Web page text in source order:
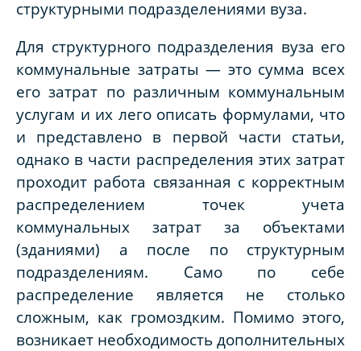
структурными подразделениями вуза.
Для структурного подразделения вуза его
коммунальные затраты — это сумма всех
его затрат по различным коммунальным
услугам и их лего описать формулами, что
и представлено в первой части статьи,
однако в части распределения этих затрат
проходит работа связанная с корректным
распределением точек учета
коммунальных затрат за объектами
(зданиями) а после по структурным
подразделениям. Само по себе
распределение является не столько
сложным, как громоздким. Помимо этого,
возникает необходимость дополнительных